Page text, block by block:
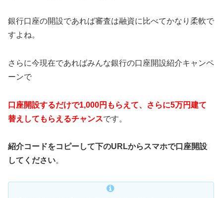
銀行口座の開設であれば審査は融資に比べてかなり柔軟で
すよね。
さらに今現在であればみんな銀行の口座開設紹介キャンペ
ーンで
口座開設するだけで1,000円もらえて、さらに5万円建て
替えしてもらえるチャンスです。
紹介コードをコピーして下のURLからスマホで口座開設
してください。